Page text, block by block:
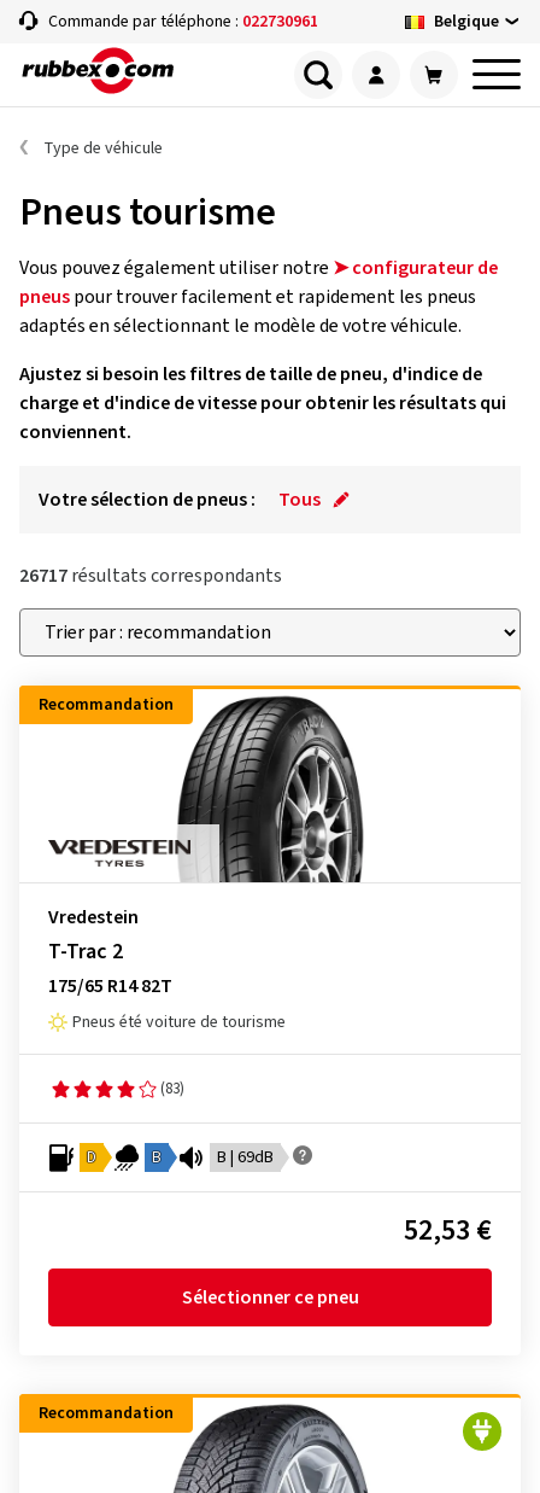
Commande par téléphone : 022730961 Belgique
Type de véhicule
Pneus tourisme
Vous pouvez également utiliser notre ➤ configurateur de
pneuspour trouver facilement et rapidement les pneus
adaptés en sélectionnant le modèle de votre véhicule.
Ajustez si besoin les filtres de taille de pneu, d'indice de
charge et d'indice de vitesse pour obtenir les résultats qui
conviennent.
Votre sélection de pneus : Tous
26717résultats correspondants
Recommandation
Vredestein
T-Trac 2
175/65 R14 82T
Pneus été voiture de tourisme
(83)
D B B | 69dB
52,53 €
Sélectionner ce pneu
Recommandation